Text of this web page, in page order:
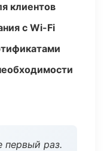
клиентов
с Wi-Fi
раз.